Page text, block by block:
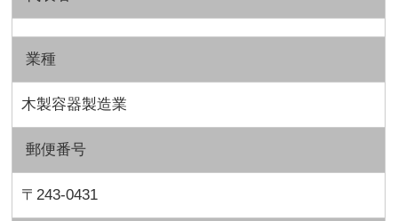
業種
木製容器製造業
郵便番号
〒243-0431